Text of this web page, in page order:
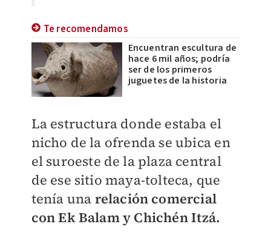
Te recomendamos
Encuentran escultura de
hace 6 mil años; podría
ser de los primeros
juguetes de la historia
La estructura donde estaba el
nicho de la ofrenda se ubica en
el suroeste de la plaza central
de ese sitio maya-tolteca, que
tenía una relación comercial
con Ek Balam y Chichén Itzá.